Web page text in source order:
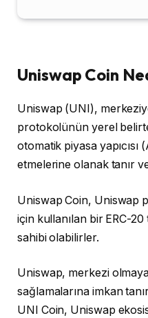
Uniswap Coin
Uniswap (UNI),
protokolünün yerel
otomatik piyasa
etmelerine olanak tanır
Uniswap Coin, Uniswap
için kullanılan bir ERC-
sahibi olabilirler.
Uniswap, merkezi
sağlamalarına imkan
UNI Coin, Uniswap